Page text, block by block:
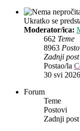
Ukratko se
Moderator/ica:
662 Teme
8963
Zadnji post
Postao/la
30 svi
Forum
Teme
Postovi
Zadnji post